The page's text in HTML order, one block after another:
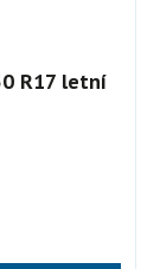
R17 letní